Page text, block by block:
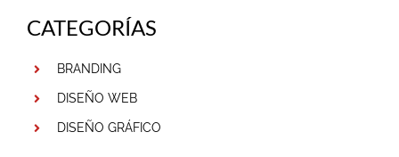
CATEGORÍAS
BRANDING
DISEÑO WEB
DISEÑO GRÁFICO